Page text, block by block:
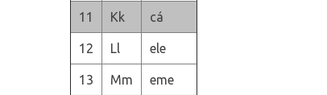
11 Kk cá
12 Ll ele
13 Mm eme